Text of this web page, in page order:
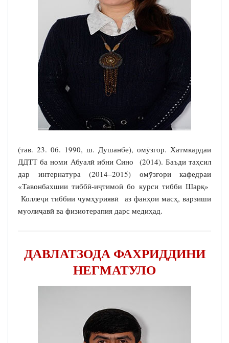
(тав. 23. 06. 1990, ш. Душанбе), омӯзгор. Хатмкардаи
ДДТТ ба номи Абуалӣ ибни Сино (2014). Баъди таҳсил
дар интернатура (2014–2015) омӯзгори кафедраи
«Тавонбахшии тиббӣ-иҷтимоӣ бо курси тибби Шарқ»
Коллеҷи тиббии ҷумҳуриявӣ аз фанҳои масҳ, варзиши
муолиҷавӣ ва физиотерапия дарс медиҳад.
ДАВЛАТЗОДА ФАХРИДДИНИ
НЕГМАТУЛО